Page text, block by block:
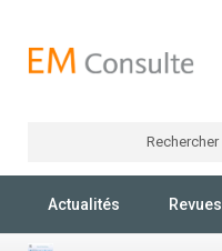
Rechercher
Actualités Revues